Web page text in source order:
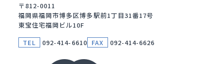
〒812-0011
福岡県福岡市博多区博多駅前1丁目31番17号
東宝住宅福岡ビル10F
TEL
092-414-6610 FAX 092-414-6626